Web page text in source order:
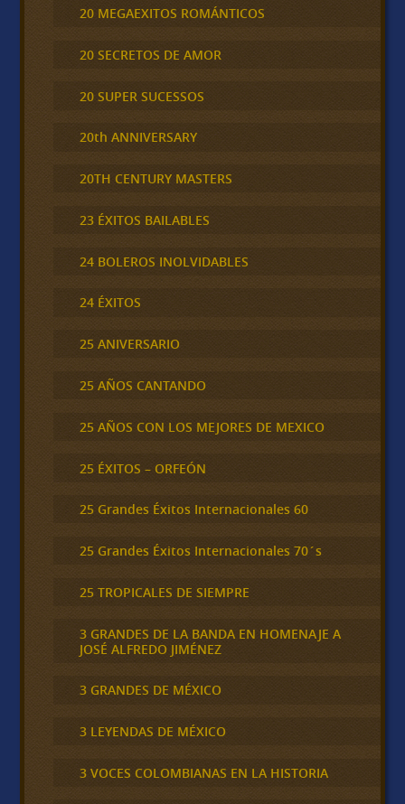
20 MEGAEXITOS ROMÁNTICOS
20 SECRETOS DE AMOR
20 SUPER SUCESSOS
20th ANNIVERSARY
20TH CENTURY MASTERS
23 ÉXITOS BAILABLES
24 BOLEROS INOLVIDABLES
24 ÉXITOS
25 ANIVERSARIO
25 AÑOS CANTANDO
25 AÑOS CON LOS MEJORES DE MEXICO
25 ÉXITOS – ORFEÓN
25 Grandes Éxitos Internacionales 60
25 Grandes Éxitos Internacionales 70´s
25 TROPICALES DE SIEMPRE
3 GRANDES DE LA BANDA EN HOMENAJE A
JOSÉ ALFREDO JIMÉNEZ
3 GRANDES DE MÉXICO
3 LEYENDAS DE MÉXICO
3 VOCES COLOMBIANAS EN LA HISTORIA